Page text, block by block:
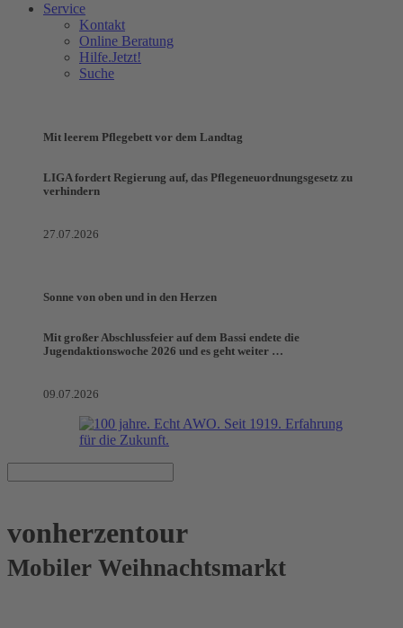
Service
Kontakt
Online Beratung
Hilfe.Jetzt!
Suche
Mit leerem Pflegebett vor dem Landtag
LIGA fordert Regierung auf, das Pflegeneuordnungsgesetz zu
verhindern
27.07.2026
Sonne von oben und in den Herzen
Mit großer Abschlussfeier auf dem Bassi endete die
Jugendaktionswoche 2026 und es geht weiter …
09.07.2026
vonherzentour
Mobiler Weihnachtsmarkt